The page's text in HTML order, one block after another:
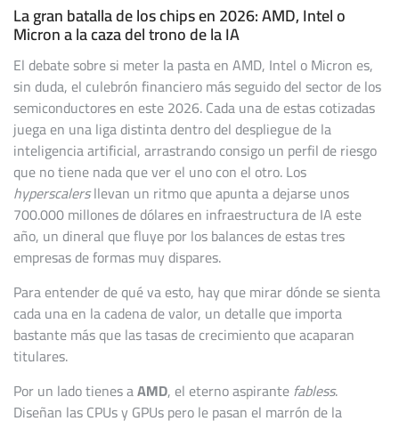
La gran batalla de los chips en 2026: AMD, Intel o
Micron a la caza del trono de la IA
El debate sobre si meter la pasta en AMD, Intel o Micron es,
sin duda, el culebrón financiero más seguido del sector de los
semiconductores en este 2026. Cada una de estas cotizadas
juega en una liga distinta dentro del despliegue de la
inteligencia artificial, arrastrando consigo un perfil de riesgo
que no tiene nada que ver el uno con el otro. Los
hyperscalersllevan un ritmo que apunta a dejarse unos
700.000 millones de dólares en infraestructura de IA este
año, un dineral que fluye por los balances de estas tres
empresas de formas muy dispares.
Para entender de qué va esto, hay que mirar dónde se sienta
cada una en la cadena de valor, un detalle que importa
bastante más que las tasas de crecimiento que acaparan
titulares.
Por un lado tienes aAMD, el eterno aspirantefabless.
Diseñan las CPUs y GPUs pero le pasan el marrón de la